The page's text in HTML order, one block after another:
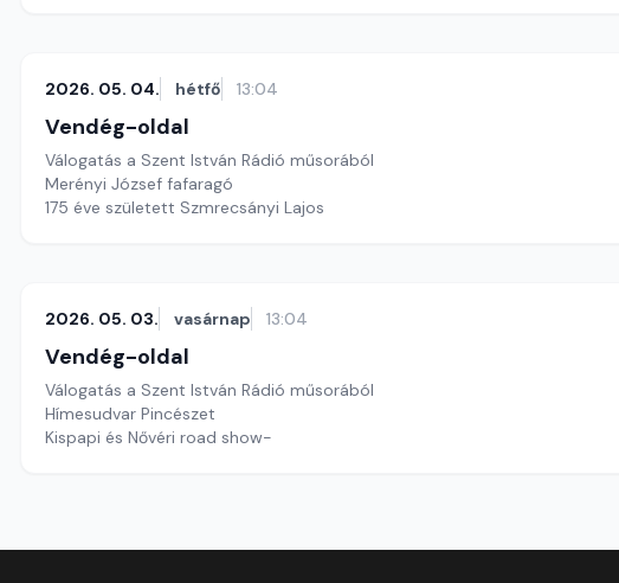
2026. 05. 04. hétfő 13:04
Vendég-oldal
Válogatás a Szent István Rádió műsorából
Merényi József fafaragó
175 éve született Szmrecsányi Lajos
2026. 05. 03. vasárnap 13:04
Vendég-oldal
Válogatás a Szent István Rádió műsorából
Hímesudvar Pincészet
Kispapi és Nővéri road show-